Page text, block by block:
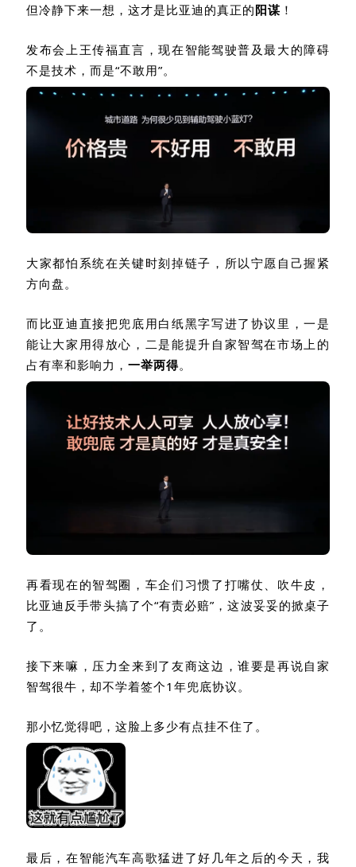
但冷静下来一想，这才是比亚迪的真正的阳谋 ！
发布会上王传福直言，现在智能驾驶普及最大的障碍
不是技术，而是“不敢用”。
大家都怕系统在关键时刻掉链子，所以宁愿自己握紧
方向盘。
而比亚迪直接把兜底用白纸黑字写进了协议里，一是
能让大家用得放心，二是能提升自家智驾在市场上的
占有率和影响力， 一举两得。
再看现在的智驾圈，车企们习惯了打嘴仗、吹牛皮，
比亚迪反手带头搞了个“有责必赔”，这波妥妥的掀桌子
了。
接下来嘛，压力全来到了友商这边，谁要是再说自家
智驾很牛，却不学着签个1 年兜底协议。
那小忆觉得吧，这脸上多少有点挂不住了。
最后，在智能汽车高歌猛进了好几年之后的今天，我